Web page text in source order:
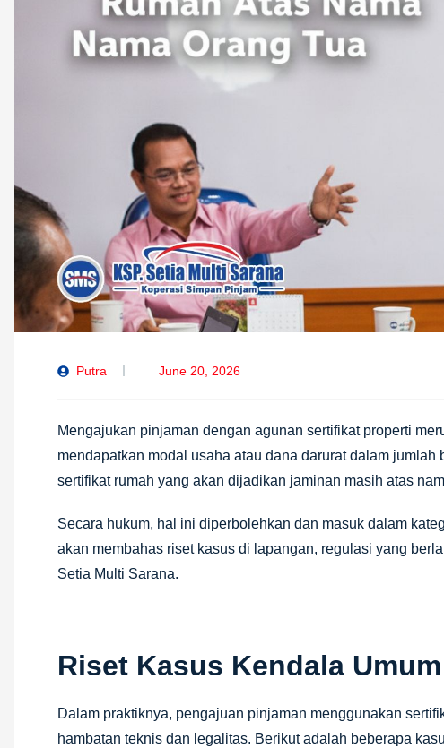
Putra June 20, 2026
Mengajukan pinjaman dengan agunan sertifikat properti
mendapatkan modal usaha atau dana darurat dalam
sertifikat rumah yang akan dijadikan jaminan masih atas
Secara hukum, hal ini diperbolehkan dan masuk dalam
akan membahas riset kasus di lapangan, regulasi yang
Setia Multi Sarana.
Riset Kasus Kendala
Dalam praktiknya, pengajuan pinjaman menggunakan
hambatan teknis dan legalitas. Berikut adalah beberapa